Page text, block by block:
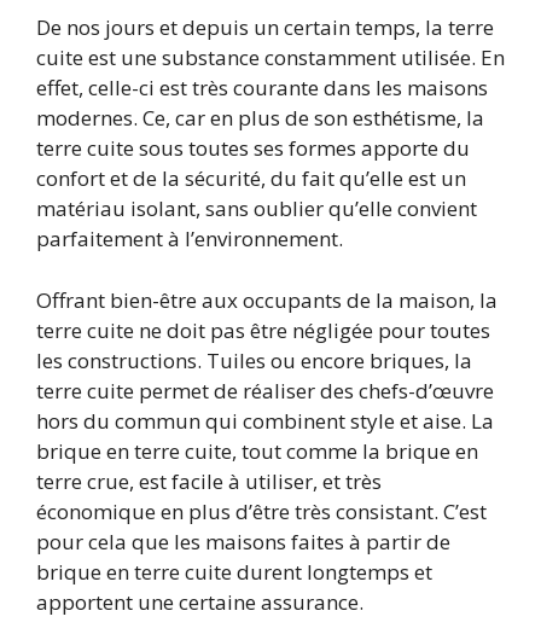
De nos jours et depuis un certain temps, la terre
cuite est une substance constamment utilisée. En
effet, celle-ci est très courante dans les maisons
modernes. Ce, car en plus de son esthétisme, la
terre cuite sous toutes ses formes apporte du
confort et de la sécurité, du fait qu’elle est un
matériau isolant, sans oublier qu’elle convient
parfaitement à l’environnement.
Offrant bien-être aux occupants de la maison, la
terre cuite ne doit pas être négligée pour toutes
les constructions. Tuiles ou encore briques, la
terre cuite permet de réaliser des chefs-d’œuvre
hors du commun qui combinent style et aise. La
brique en terre cuite, tout comme la brique en
terre crue, est facile à utiliser, et très
économique en plus d’être très consistant. C’est
pour cela que les maisons faites à partir de
brique en terre cuite durent longtemps et
apportent une certaine assurance.